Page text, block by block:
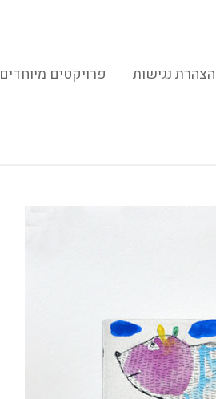
פרויקטים מיוחדים הצהרת נגישות